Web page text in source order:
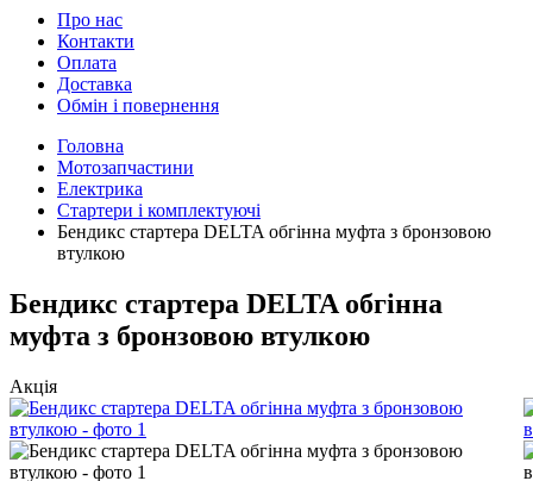
Про нас
Контакти
Оплата
Доставка
Обмін і повернення
Головна
Мотозапчастини
Електрика
Стартери і комплектуючі
Бендикс стартера DELTA обгінна муфта з бронзовою
втулкою
Бендикс стартера DELTA обгінна
муфта з бронзовою втулкою
Акція